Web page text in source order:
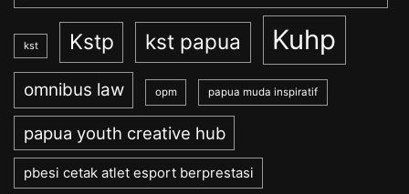
kst Kstp kst papua Kuhp
omnibus law opm papua muda inspiratif
papua youth creative hub
pbesi cetak atlet esport berprestasi